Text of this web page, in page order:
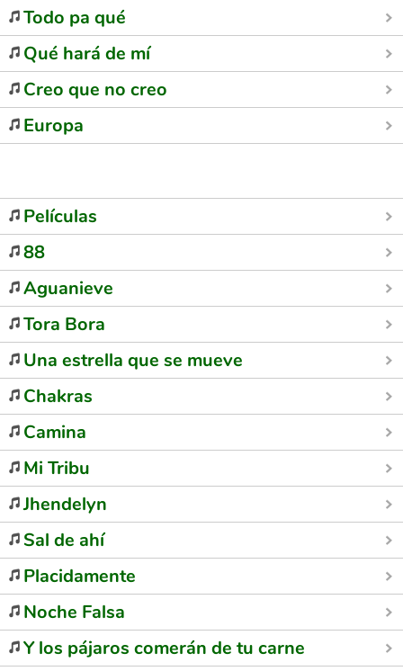
Todo pa qué
Qué hará de mí
Creo que no creo
Europa
Películas
88
Aguanieve
Tora Bora
Una estrella que se mueve
Chakras
Camina
Mi Tribu
Jhendelyn
Sal de ahí
Placidamente
Noche Falsa
Y los pájaros comerán de tu carne